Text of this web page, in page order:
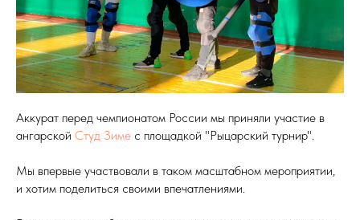
Аккурат перед чемпионатом России мы приняли участие в
ангарской Студ Зиме с площадкой "Рыцарский турнир".
Мы впервые участвовали в таком масштабном мероприятии,
и хотим поделиться своими впечатлениями.